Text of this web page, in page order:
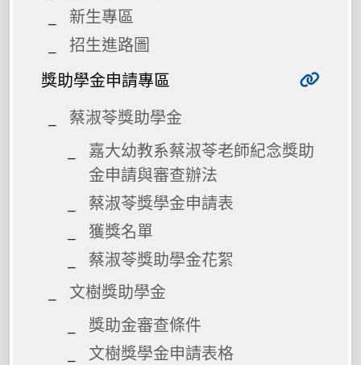
新生專區
招生進路圖
獎助學金申請專區
蔡淑苓獎助學金
嘉大幼教系蔡淑苓老師紀念獎助
金申請與審查辦法
蔡淑苓獎學金申請表
獲獎名單
蔡淑苓獎助學金花絮
文樹獎助學金
獎助金審查條件
文樹獎學金申請表格